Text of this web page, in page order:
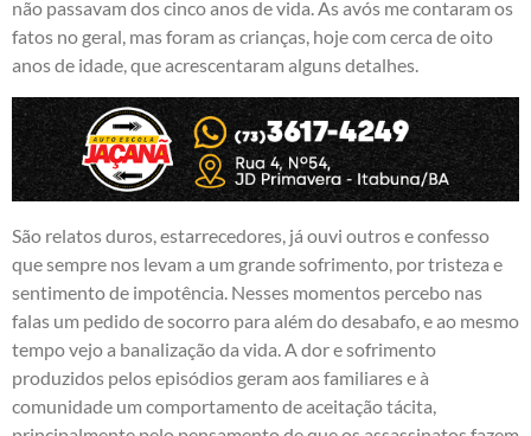
não passavam dos cinco anos de vida. As avós me contaram os
fatos no geral, mas foram as crianças, hoje com cerca de oito
anos de idade, que acrescentaram alguns detalhes.
São relatos duros, estarrecedores, já ouvi outros e confesso
que sempre nos levam a um grande sofrimento, por tristeza e
sentimento de impotência. Nesses momentos percebo nas
falas um pedido de socorro para além do desabafo, e ao mesmo
tempo vejo a banalização da vida. A dor e sofrimento
produzidos pelos episódios geram aos familiares e à
comunidade um comportamento de aceitação tácita,